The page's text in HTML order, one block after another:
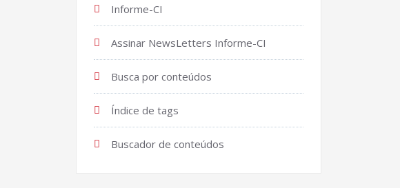
Informe-CI
Assinar NewsLetters Informe-CI
Busca por conteúdos
Índice de tags
Buscador de conteúdos